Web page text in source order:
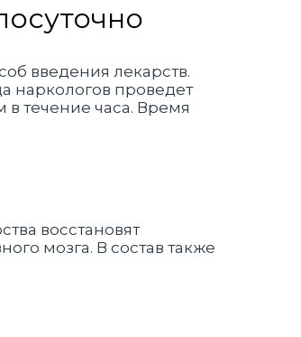
введения лекарств.
наркологов проведет
течение часа. Время
восстановят
мозга. В состав также